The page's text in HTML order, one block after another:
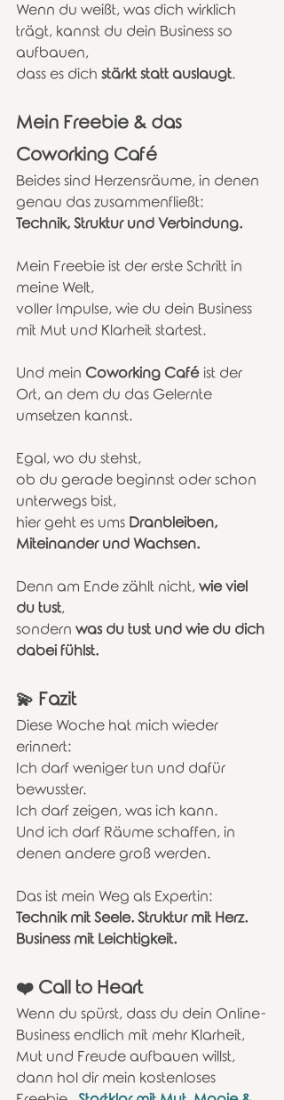
Wenn du weißt, was dich wirklich
trägt, kannst du dein Business so
aufbauen,
dass es dich stärkt statt auslaugt.
Mein Freebie & das
Coworking Café
Beides sind Herzensräume, in denen
genau das zusammenfließt:
Technik, Struktur und Verbindung.
Mein Freebie ist der erste Schritt in
meine Welt,
voller Impulse, wie du dein Business
mit Mut und Klarheit startest.
Und mein Coworking Café ist der
Ort, an dem du das Gelernte
umsetzen kannst.
Egal, wo du stehst,
ob du gerade beginnst oder schon
unterwegs bist,
hier geht es ums Dranbleiben,
Miteinander und Wachsen.
Denn am Ende zählt nicht, wie viel
du tust,
sondern was du tust und wie du dich
dabei fühlst.
💫 Fazit
Diese Woche hat mich wieder
erinnert:
Ich darf weniger tun und dafür
bewusster.
Ich darf zeigen, was ich kann.
Und ich darf Räume schaffen, in
denen andere groß werden.
Das ist mein Weg als Expertin:
Technik mit Seele. Struktur mit Herz.
Business mit Leichtigkeit.
❤️ Call to Heart
Wenn du spürst, dass du dein Online-
Business endlich mit mehr Klarheit,
Mut und Freude aufbauen willst,
dann hol dir mein kostenloses